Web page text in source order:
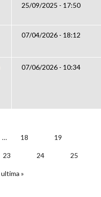
25/09/2025 - 17:50
07/04/2026 - 18:12
07/06/2026 - 10:34
… 18 19
23 24 25
ultima »